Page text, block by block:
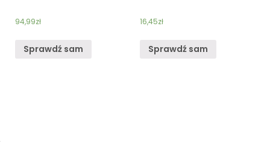
94,99zł
Sprawdź sam
16,45zł
Sprawdź sam